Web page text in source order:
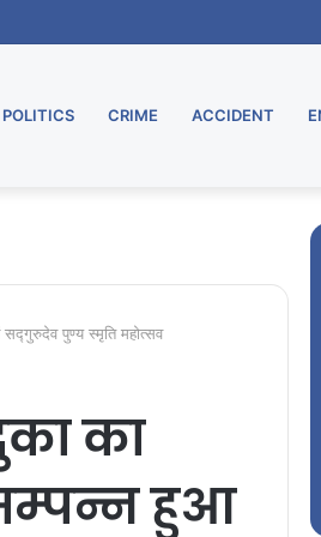
POLITICS CRIME ACCIDENT
पुण्य स्मृति महोत्सव
का
हुआ